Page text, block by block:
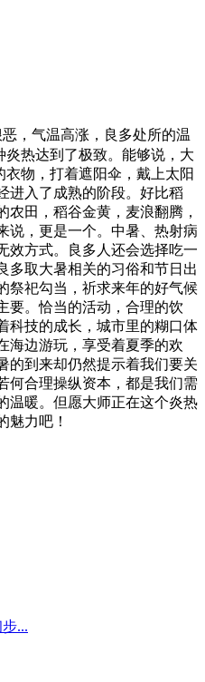
，气温高涨，良多处所的温
炎热达到了极致。能够说，大
物，打着遮阳伞，戴上太阳
进入了成熟的阶段。好比稻
田，稻谷金黄，麦浪翻腾，
说，更是一个。中暑、热射病
效方式。良多人还会选择吃一
多取大暑相关的习俗和节日出
祭祀勾当，祈求来年的好气候
要。恰当的活动，合理的饮
科技的成长，城市里的糊口体
海边游玩，享受着夏季的欢
的到来却仍然提示着我们要关
何合理操纵资本，都是我们需
温暖。但愿大师正在这个炎热
魅力吧！
...